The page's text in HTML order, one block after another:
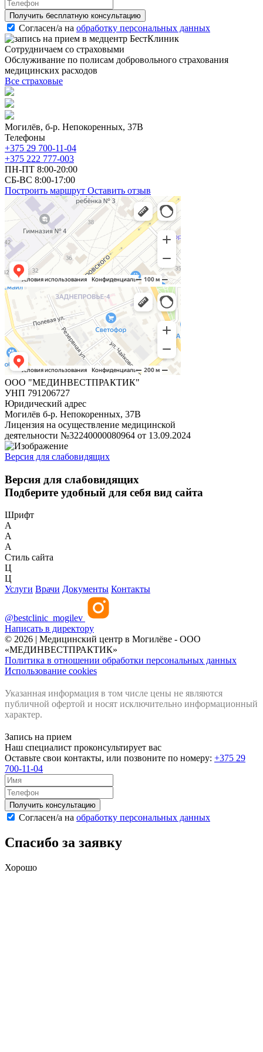
Получить бесплатную консультацию
Cогласен/а на обработку персональных данных
Сотрудничаем со страховыми
Обслуживание по полисам добровольного страхования
медицинских расходов
Все страховые
Могилёв, б-р. Непокоренных, 37В
Телефоны
+375 29 700-11-04
+375 222 777-003
ПН-ПТ 8:00-20:00
СБ-ВС 8:00-17:00
Построить маршрут Оставить отзыв
ООО "МЕДИНВЕСТПРАКТИК"
УНП 791206727
Юридический адрес
Могилёв б-р. Непокоренных, 37В
Лицензия на осуществление медицинской
деятельности №32240000080964 от 13.09.2024
Версия для слабовидящих
Версия для слабовидящих
Подберите удобный для себя вид сайта
Шрифт
A
A
A
Стиль сайта
Ц
Ц
Услуги Врачи Документы Контакты
@bestclinic_mogilev
Написать в директору
© 2026 | Медицинский центр в Могилёве - ООО
«МЕДИНВЕСТПРАКТИК»
Политика в отношении обработки персональных данных
Использование cookies
Указанная информация в том числе цены не являются
публичной офертой и носят исключительно информационный
характер.
Запись на прием
Наш специалист проконсультирует вас
Оставьте свои контакты, или позвоните по номеру: +375 29
700-11-04
Получить консультацию
Cогласен/а на обработку персональных данных
Спасибо за заявку
Хорошо